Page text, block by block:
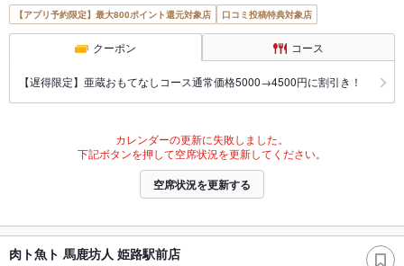
【アプリ予約限定】最大800ポイント還元対象店 口コミ投稿特典対象店
クーポン コース
【遅得限定】亜蔵おもてなしコース通常価格5000→4500円に割引き！
カレンダーの更新に失敗しました。
下記ボタンを押して空席状況を更新してください。
空席状況を更新する
肉ト魚ト 馬鹿坊人 姫路駅前店